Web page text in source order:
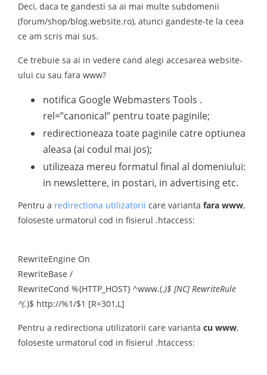
Deci, daca te gandesti sa ai mai multe subdomenii
(forum/shop/blog.website.ro), atunci gandeste-te la ceea
ce am scris mai sus.
Ce trebuie sa ai in vedere cand alegi accesarea website-
ului cu sau fara www?
notifica Google Webmasters Tools .
rel=”canonical” pentru toate paginile;
redirectioneaza toate paginile catre optiunea
aleasa (ai codul mai jos);
utilizeaza mereu formatul final al domeniului:
in newslettere, in postari, in advertising etc.
Pentru a redirectiona utilizatorii care varianta fara www,
foloseste urmatorul cod in fisierul .htaccess:
RewriteEngine On
RewriteBase /
RewriteCond %{HTTP_HOST} ^www.(.)$ [NC] RewriteRule
^(.)$ http://%1/$1 [R=301,L]
Pentru a redirectiona utilizatorii care varianta cu www,
foloseste urmatorul cod in fisierul .htaccess: